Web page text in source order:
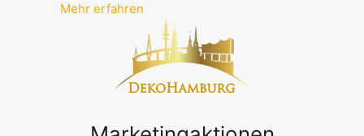
Mehr erfahren